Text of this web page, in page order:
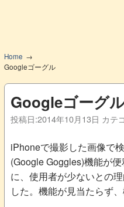
Home
Googleゴーグル
Googleゴーグ
投稿日:2014年10月13日 カテ
iPhoneで撮影した画像で
(Google Goggles)機能が
に、使用者が少ないとの
した。機能が見当たらず